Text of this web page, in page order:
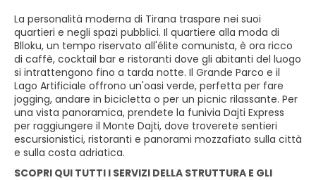
La personalità moderna di Tirana traspare nei suoi
quartieri e negli spazi pubblici. Il quartiere alla moda di
Blloku, un tempo riservato all'élite comunista, è ora ricco
di caffè, cocktail bar e ristoranti dove gli abitanti del luogo
si intrattengono fino a tarda notte. Il Grande Parco e il
Lago Artificiale offrono un'oasi verde, perfetta per fare
jogging, andare in bicicletta o per un picnic rilassante. Per
una vista panoramica, prendete la funivia Dajti Express
per raggiungere il Monte Dajti, dove troverete sentieri
escursionistici, ristoranti e panorami mozzafiato sulla città
e sulla costa adriatica.
SCOPRI QUI TUTTI I SERVIZI DELLA STRUTTURA E GLI